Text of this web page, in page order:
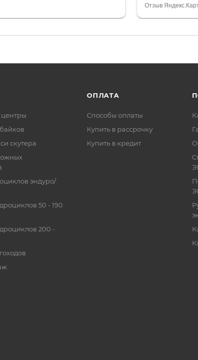
к клиенту после
огромное
Отзыв
скутера
эндуро/
50 - 190
200 -
ОПЛАТА
Способы оплаты
Купить в рассрочку
Купить в кредит